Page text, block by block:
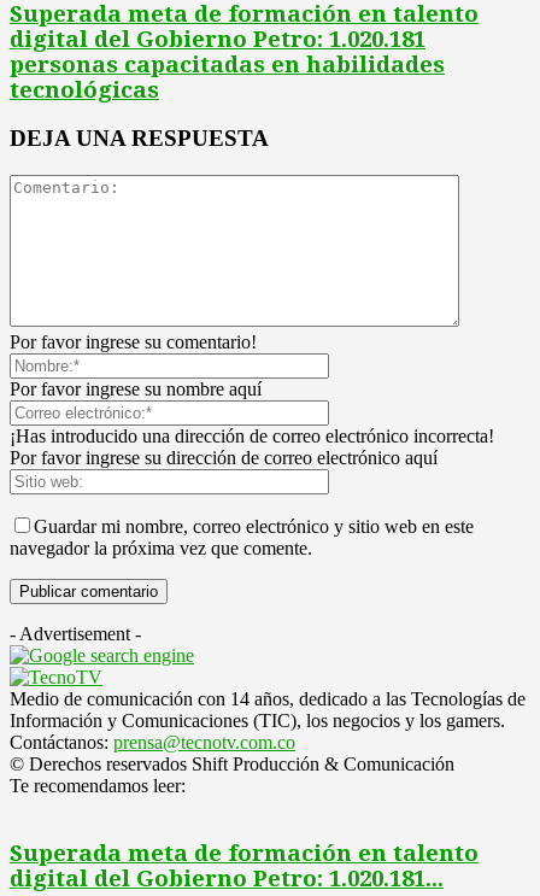
Superada meta de formación en talento
digital del Gobierno Petro: 1.020.181
personas capacitadas en habilidades
tecnológicas
DEJA UNA RESPUESTA
Por favor ingrese su comentario!
Por favor ingrese su nombre aquí
¡Has introducido una dirección de correo electrónico incorrecta!
Por favor ingrese su dirección de correo electrónico aquí
Guardar mi nombre, correo electrónico y sitio web en este
navegador la próxima vez que comente.
- Advertisement -
Medio de comunicación con 14 años, dedicado a las Tecnologías de
Información y Comunicaciones (TIC), los negocios y los gamers.
Contáctanos: prensa@tecnotv.com.co
© Derechos reservados Shift Producción & Comunicación
Te recomendamos leer:
Superada meta de formación en talento
digital del Gobierno Petro: 1.020.181...